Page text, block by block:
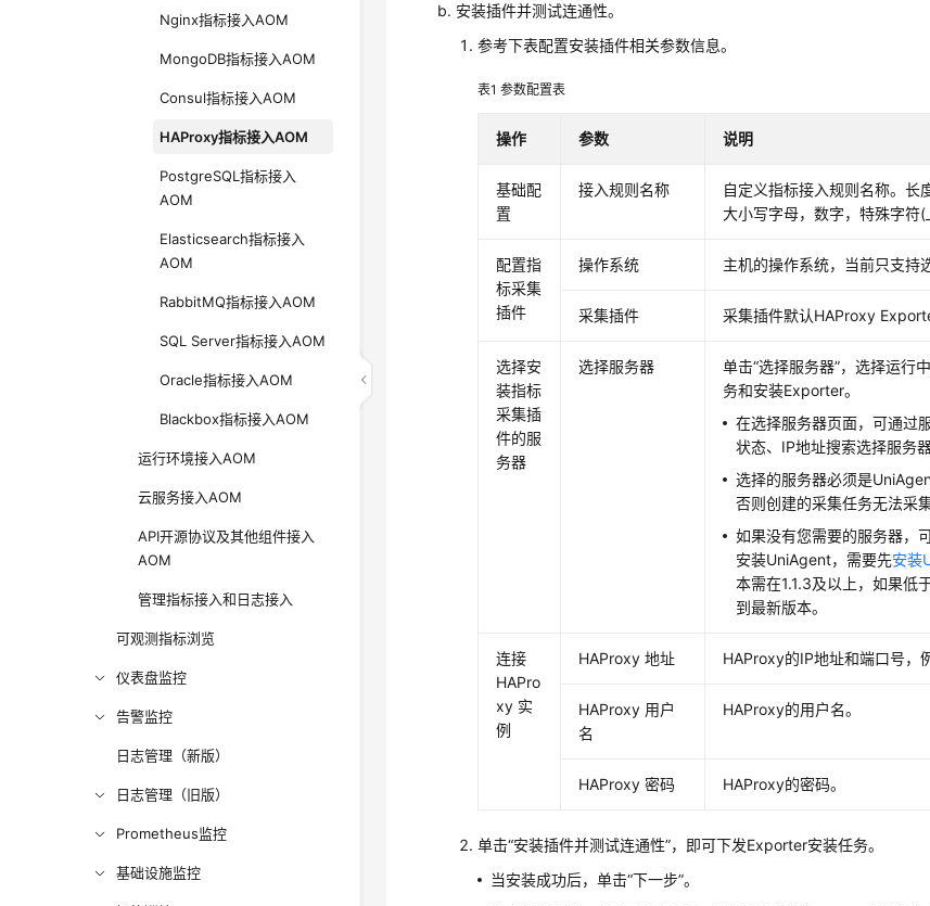
Nginx指标接入AOM
MongoDB指标接入AOM
Consul指标接入AOM
HAProxy指标接入AOM
PostgreSQL指标接入
AOM
Elasticsearch指标接入
AOM
RabbitMQ指标接入AOM
SQL Server指标接入AOM
Oracle指标接入AOM
Blackbox指标接入AOM
运行环境接入AOM
云服务接入AOM
API开源协议及其他组件接入
AOM
管理指标接入和日志接入
可观测指标浏览
仪表盘监控
告警监控
日志管理（新版）
日志管理（旧版）
Prometheus监控
基础设施监控
安装插件并测试连通性。
参考下表配置安装插件相关参数信息。
表1参数配置表
操作 参数 说明
基础配
置
接入规则名称
自定义指标接入规则名称。长
大小写字母，数字，特殊字符
配置指
标采集
插件
操作系统 主机的操作系统，当前只支持
采集插件 采集插件默认HAProxy
选择安
装指标
采集插
件的服
务器
选择服务器
单击“选择服务器”，选择运行
务和安装Exporter。
在选择服务器页面，可通过
状态、IP地址搜索选择服务器
选择的服务器必须是
否则创建的采集任务无法采集
如果没有您需要的服务器，
安装UniAgent，需要先安装
本需在1.1.3及以上，如果低
到最新版本。
连接
HAPro
xy 实
例
HAProxy 地址 HAProxy的IP地址和端口号，
HAProxy 用户
名
HAProxy的用户名。
HAProxy 密码 HAProxy的密码。
单击“安装插件并测试连通性”，即可下发Exporter安装任务。
当安装成功后，单击“下一步”。